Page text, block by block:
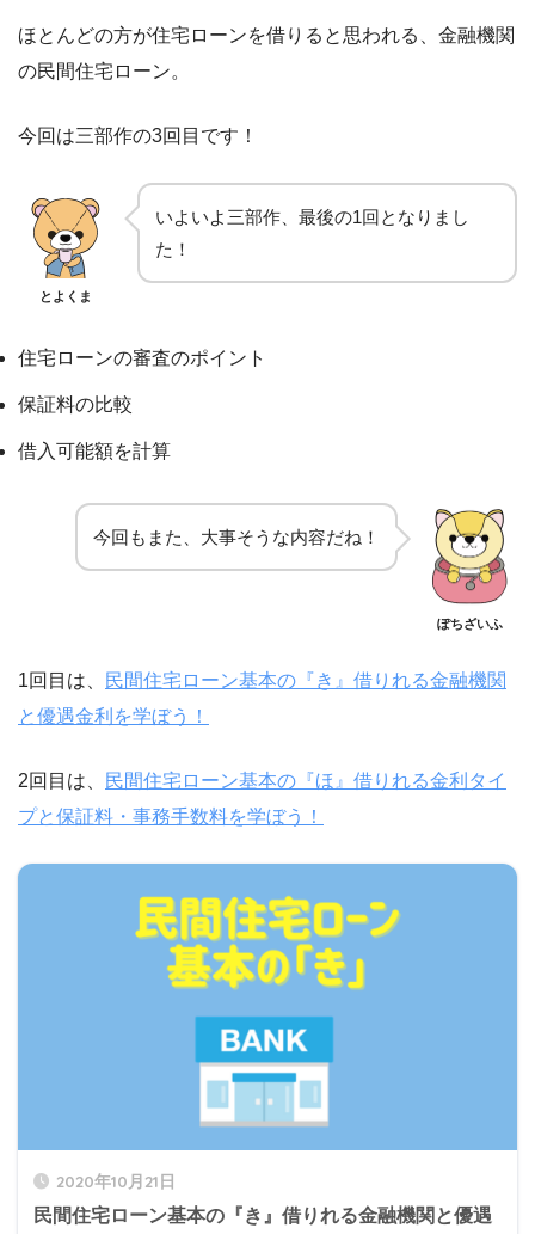
ほとんどの方が住宅ローンを借りると思われる、金融機関
の民間住宅ローン。
今回は三部作の3回目です！
とよくま
いよいよ三部作、最後の1回となりまし
た！
住宅ローンの審査のポイント
保証料の比較
借入可能額を計算
今回もまた、大事そうな内容だね！
ぽちざいふ
1回目は、
民間住宅ローン基本の『き』借りれる金融機関
と優遇金利を学ぼう！
2回目は、
民間住宅ローン基本の『ほ』借りれる金利タイ
プと保証料・事務手数料を学ぼう！
2020年10月21日
民間住宅ローン基本の『き』借りれる金融機関と優遇